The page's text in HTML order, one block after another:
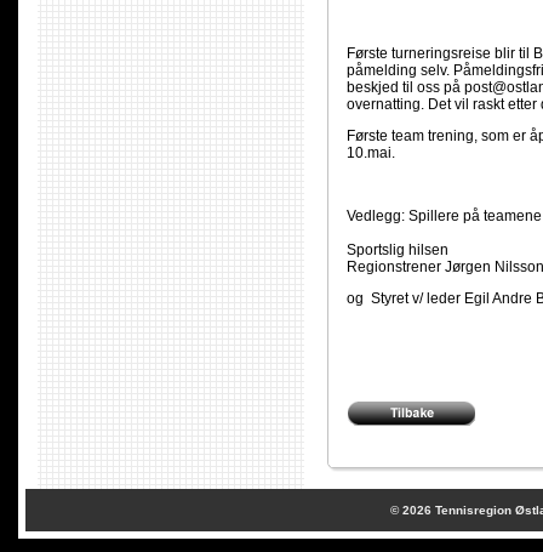
Første turneringsreise blir til
påmelding selv.
beskjed til oss på
overnatting. Det vil raskt
Første team trening, som er
10.mai.
Vedlegg: Spillere på
Sportslig hilsen
Regionstrener Jørgen
og Styret v/ leder Egil Andre
© 2026 Tennisregion